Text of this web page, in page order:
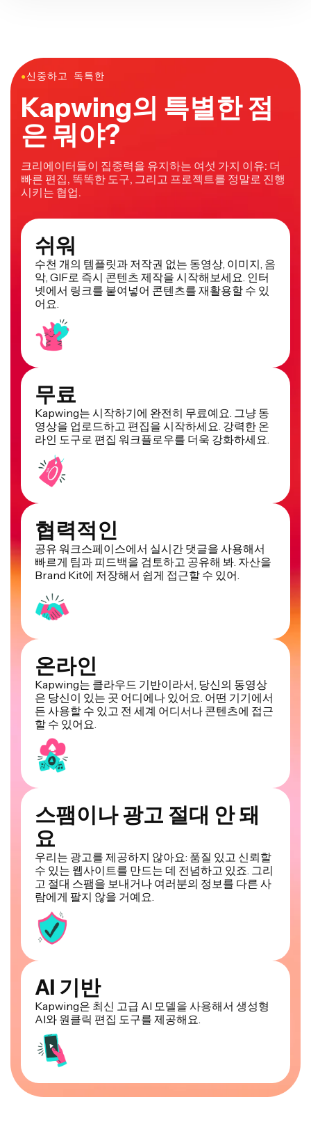
●신중하고 독특한
Kapwing의 특별한 점
은 뭐야?
크리에이터들이 집중력을 유지하는 여섯 가지 이유: 더
빠른 편집, 똑똑한 도구, 그리고 프로젝트를 정말로 진행
시키는 협업.
쉬워
수천 개의 템플릿과 저작권 없는 동영상, 이미지, 음
악, GIF로 즉시 콘텐츠 제작을 시작해보세요. 인터
넷에서 링크를 붙여넣어 콘텐츠를 재활용할 수 있
어요.
무료
Kapwing는 시작하기에 완전히 무료예요. 그냥 동
영상을 업로드하고 편집을 시작하세요. 강력한 온
라인 도구로 편집 워크플로우를 더욱 강화하세요.
협력적인
공유 워크스페이스에서 실시간 댓글을 사용해서
빠르게 팀과 피드백을 검토하고 공유해 봐. 자산을
Brand Kit에 저장해서 쉽게 접근할 수 있어.
온라인
Kapwing는 클라우드 기반이라서, 당신의 동영상
은 당신이 있는 곳 어디에나 있어요. 어떤 기기에서
든 사용할 수 있고 전 세계 어디서나 콘텐츠에 접근
할 수 있어요.
스팸이나 광고 절대 안 돼
요
우리는 광고를 제공하지 않아요: 품질 있고 신뢰할
수 있는 웹사이트를 만드는 데 전념하고 있죠. 그리
고 절대 스팸을 보내거나 여러분의 정보를 다른 사
람에게 팔지 않을 거예요.
AI 기반
Kapwing은 최신 고급 AI 모델을 사용해서 생성형
AI와 원클릭 편집 도구를 제공해요.